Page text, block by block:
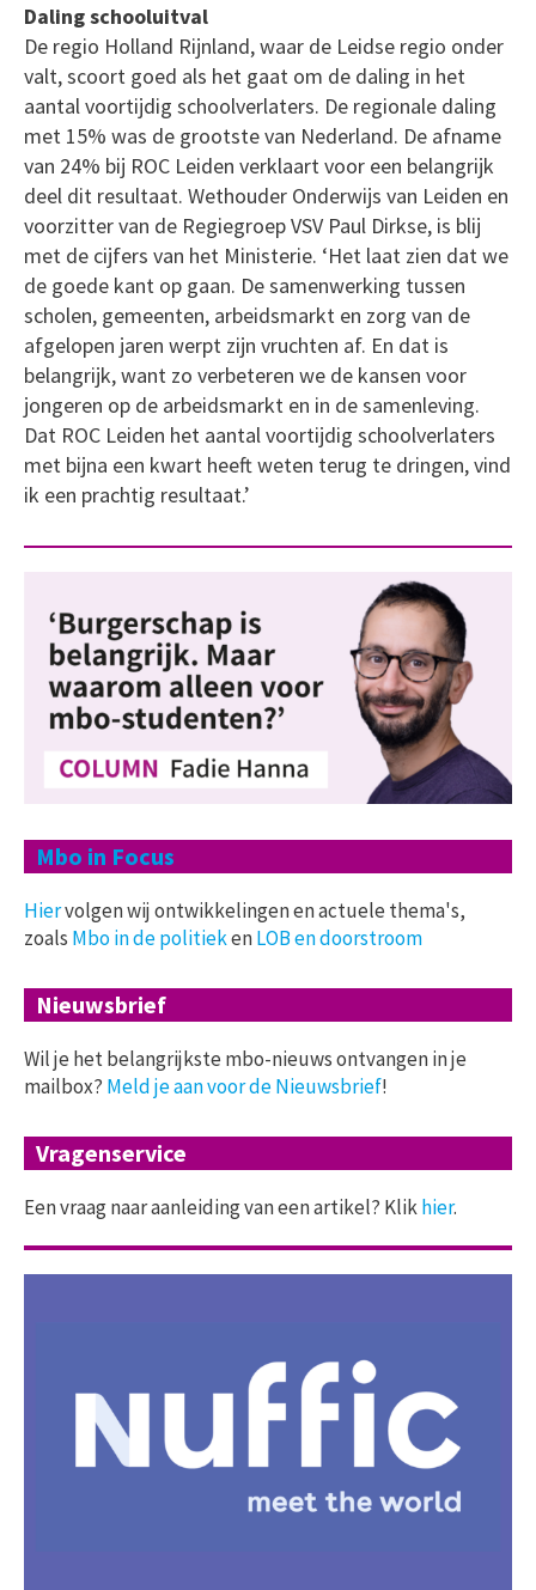
Daling schooluitval
De regio Holland Rijnland, waar de Leidse regio onder
valt, scoort goed als het gaat om de daling in het
aantal voortijdig schoolverlaters. De regionale daling
met 15% was de grootste van Nederland. De afname
van 24% bij ROC Leiden verklaart voor een belangrijk
deel dit resultaat. Wethouder Onderwijs van Leiden en
voorzitter van de Regiegroep VSV Paul Dirkse, is blij
met de cijfers van het Ministerie. ‘Het laat zien dat we
de goede kant op gaan. De samenwerking tussen
scholen, gemeenten, arbeidsmarkt en zorg van de
afgelopen jaren werpt zijn vruchten af. En dat is
belangrijk, want zo verbeteren we de kansen voor
jongeren op de arbeidsmarkt en in de samenleving.
Dat ROC Leiden het aantal voortijdig schoolverlaters
met bijna een kwart heeft weten terug te dringen, vind
ik een prachtig resultaat.’
Mbo in Focus
Hiervolgen wij ontwikkelingen en actuele thema's,
zoals Mbo in de politiekenLOB en doorstroom
Nieuwsbrief
Wil je het belangrijkste mbo-nieuws ontvangen in je
mailbox? Meld je aan voor de Nieuwsbrief!
Vragenservice
Een vraag naar aanleiding van een artikel? Klikhier.